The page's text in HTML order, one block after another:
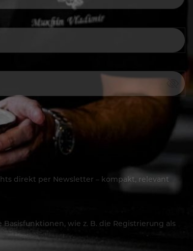
direkt per Newsletter – kompakt, relevant
wie z. B. die Registrierung als